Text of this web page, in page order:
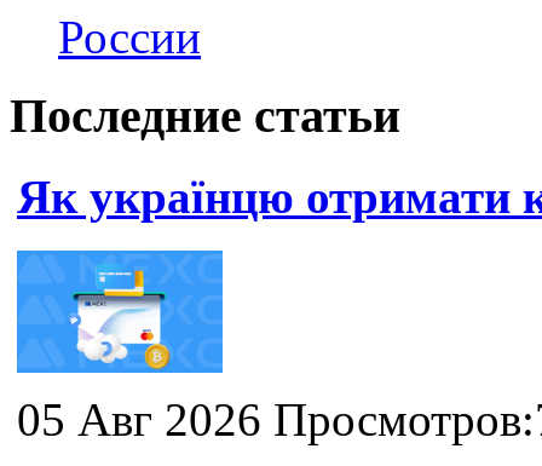
России
Последние статьи
Як українцю отримати
05 Авг 2026